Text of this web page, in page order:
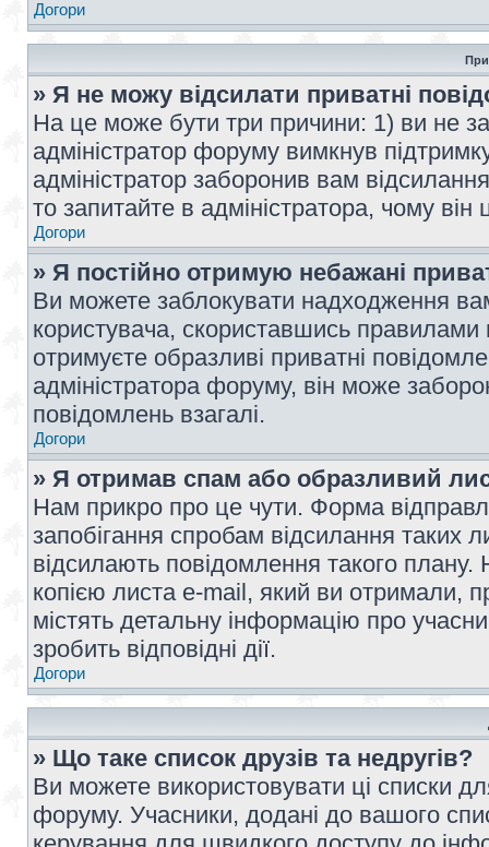
Догори
» Я не можу відсилати приватні
На це може бути три причини: 1) ви не
адміністратор форуму вимкнув
адміністратор заборонив вам
то запитайте в адміністратора, чому він
Догори
» Я постійно отримую небажані
Ви можете заблокувати надходження
користувача, скориставшись
отримуєте образливі приватні
адміністратора форуму, він може
повідомлень взагалі.
Догори
» Я отримав спам або образливий
Нам прикро про це чути. Форма
запобігання спробам відсилання таких
відсилають повідомлення такого
копією листа e-mail, який ви отримали,
містять детальну інформацію про
зробить відповідні дії.
Догори
» Що таке список друзів та недругів?
Ви можете використовувати ці списки
форуму. Учасники, додані до вашого